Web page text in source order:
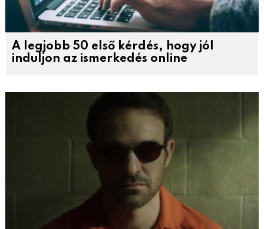
A legjobb 50 első kérdés, hogy jól
induljon az ismerkedés online